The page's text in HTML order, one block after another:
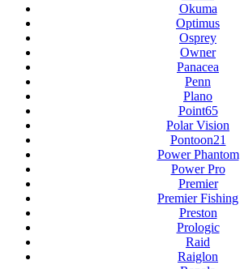
Okuma
Optimus
Osprey
Owner
Panacea
Penn
Plano
Point65
Polar Vision
Pontoon21
Power Phantom
Power Pro
Premier
Premier Fishing
Preston
Prologic
Raid
Raiglon